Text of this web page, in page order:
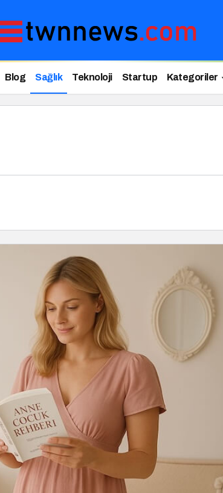
Blog Sağlık Teknoloji Startup Kategoriler